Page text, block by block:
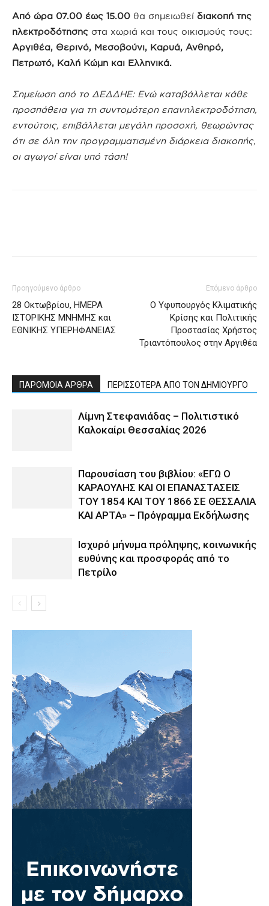
Από ώρα 07.00 έως 15.00 θα σημειωθεί διακοπή της
ηλεκτροδότησης στα χωριά και τους οικισμούς τους:
Αργιθέα, Θερινό, Μεσοβούνι, Καρυά, Ανθηρό,
Πετρωτό, Καλή Κώμη και Ελληνικά.
Σημείωση από το ΔΕΔΔΗΕ: Ενώ καταβάλλεται κάθε
προσπάθεια για τη συντομότερη επανηλεκτροδότηση,
εντούτοις, επιβάλλεται μεγάλη προσοχή, θεωρώντας
ότι σε όλη την προγραμματισμένη διάρκεια διακοπής,
οι αγωγοί είναι υπό τάση!
Προηγούμενο άρθρο
28 Οκτωβρίου, ΗΜΕΡΑ
ΙΣΤΟΡΙΚΗΣ ΜΝΗΜΗΣ και
ΕΘΝΙΚΗΣ ΥΠΕΡΗΦΑΝΕΙΑΣ
Επόμενο άρθρο
Ο Υφυπουργός Κλιματικής
Κρίσης και Πολιτικής
Προστασίας Χρήστος
Τριαντόπουλος στην Αργιθέα
ΠΑΡΟΜΟΙΑ ΑΡΘΡΑ ΠΕΡΙΣΣΟΤΕΡΑ ΑΠΟ ΤΟΝ ΔΗΜΙΟΥΡΓΟ
Λίμνη Στεφανιάδας – Πολιτιστικό
Καλοκαίρι Θεσσαλίας 2026
Παρουσίαση του βιβλίου: «ΕΓΩ Ο
ΚΑΡΑΟΥΛΗΣ ΚΑΙ ΟΙ ΕΠΑΝΑΣΤΑΣΕΙΣ
ΤΟΥ 1854 ΚΑΙ ΤΟΥ 1866 ΣΕ ΘΕΣΣΑΛΙΑ
ΚΑΙ ΑΡΤΑ» – Πρόγραμμα Εκδήλωσης
Ισχυρό μήνυμα πρόληψης, κοινωνικής
ευθύνης και προσφοράς από το
Πετρίλο